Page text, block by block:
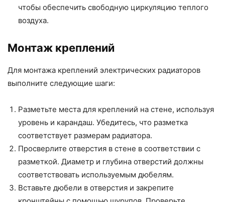
чтобы обеспечить свободную циркуляцию теплого
воздуха.
Монтаж креплений
Для монтажа креплений электрических радиаторов
выполните следующие шаги:
Разметьте места для креплений на стене, используя
уровень и карандаш. Убедитесь, что разметка
соответствует размерам радиатора.
Просверлите отверстия в стене в соответствии с
разметкой. Диаметр и глубина отверстий должны
соответствовать используемым дюбелям.
Вставьте дюбели в отверстия и закрепите